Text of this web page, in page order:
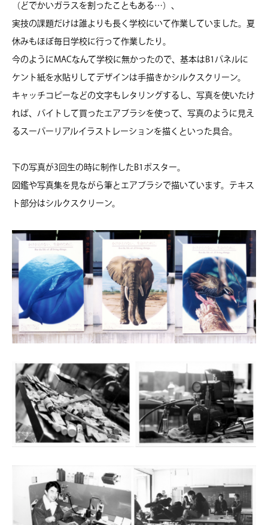
（どでかいガラスを割ったこともある…）、
実技の課題だけは誰よりも長く学校にいて作業していました。夏
休みもほぼ毎日学校に行って作業したり。
今のようにMACなんて学校に無かったので、基本はB1パネルに
ケント紙を水貼りしてデザインは手描きかシルクスクリーン。
キャッチコピーなどの文字もレタリングするし、写真を使いたけ
れば、バイトして買ったエアブラシを使って、写真のように見え
るスーパーリアルイラストレーションを描くといった具合。
下の写真が3回生の時に制作したB1ポスター。
図鑑や写真集を見ながら筆とエアブラシで描いています。テキス
ト部分はシルクスクリーン。